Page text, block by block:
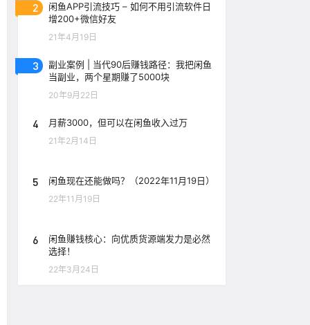
2
闲鱼APP引流技巧 – 如何不用引流软件日
增200+微信好友
21年4月19日
3
副业案例 | 当代90后赚钱路径：我把闲鱼
当副业，两个星期赚了5000块
20年9月22日
4 月薪3000，但可以在闲鱼收入过万
21年2月14日
5 闲鱼现在还能做吗？（2022年11月19日）
22年11月19日
6
闲鱼赚钱核心：向优质货源端发力是必然
选择！
22年3月24日